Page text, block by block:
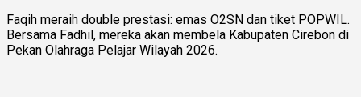
Faqih meraih double prestasi: emas O2SN dan tiket POPWIL.
Bersama Fadhil, mereka akan membela Kabupaten Cirebon di
Pekan Olahraga Pelajar Wilayah 2026.